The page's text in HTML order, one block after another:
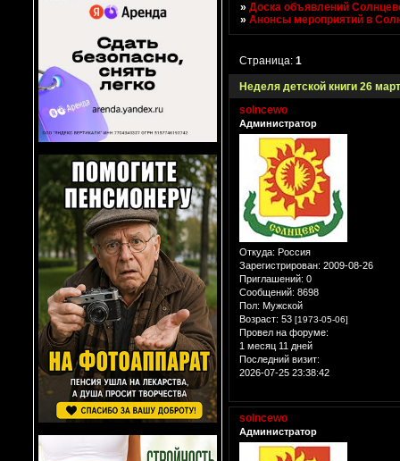
»Доска объявлений
»Анонсы мероприятий в
Неделя детской книги 26
Страница:1
solncewo
Администратор
Откуда: Россия
Зарегистрирован: 2009-08-26
Приглашений: 0
Сообщений: 8698
Пол: Мужской
Возраст: 53 [1973-05-06]
Провел на форуме:
1 месяц 11 дней
Последний визит:
2026-07-25 23:38:42
solncewo
Администратор